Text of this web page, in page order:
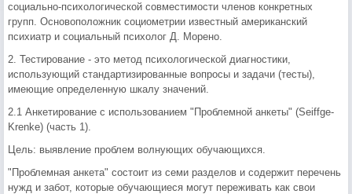
социально-психологической совместимости членов конкретных
групп. Основоположник социометрии известный американский
психиатр и социальный психолог Д. Морено.
2. Тестирование - это метод психологической диагностики,
использующий стандартизированные вопросы и задачи (тесты),
имеющие определенную шкалу значений.
2.1 Анкетирование с использованием "Проблемной анкеты" (Seiffge-
Krenke) (часть 1).
Цель: выявление проблем волнующих обучающихся.
"Проблемная анкета" состоит из семи разделов и содержит перечень
нужд и забот, которые обучающиеся могут переживать как свои